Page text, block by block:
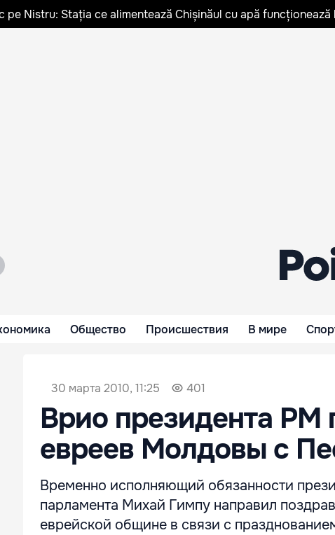
pe Nistru: Stația ce alimentează Chișinăul cu apă funcționează
Общество Происшествия В мире
30 марта 2010, 11:25 401
Врио президента РМ
евреев Молдовы с
Временно исполняющий обязанности
парламента Михай Гимпу направил
еврейской общине в связи с